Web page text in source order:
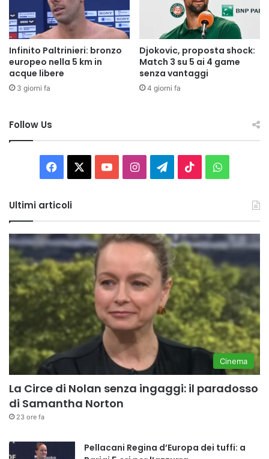
Infinito Paltrinieri: bronzo
europeo nella 5 km in
acque libere
3 giorni fa
Djokovic, proposta shock:
Match 3 su 5 ai 4 game
senza vantaggi
4 giorni fa
Follow Us
Facebook You InstagramTelegram
TikTok
Ultimi articoli
Cinema
La Circe di Nolan senza ingaggi: il paradosso
di Samantha Norton
23 ore fa
Pellacani Regina d’Europa dei tuffi: a